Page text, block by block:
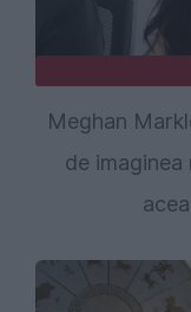
Meghan
de